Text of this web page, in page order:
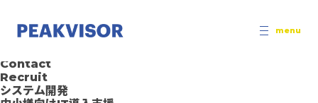
menu
固定ページ
About Us
Contact
Recruit
システム開発